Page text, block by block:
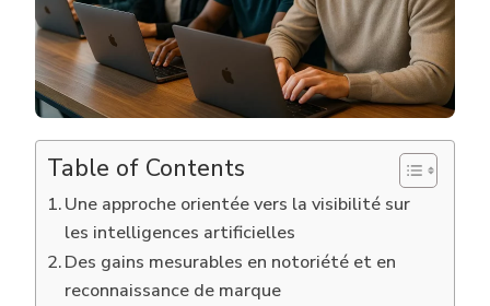
FRANCE
?
Table of Contents
Une approche orientée vers la visibilité sur
les intelligences artificielles
Des gains mesurables en notoriété et en
reconnaissance de marque